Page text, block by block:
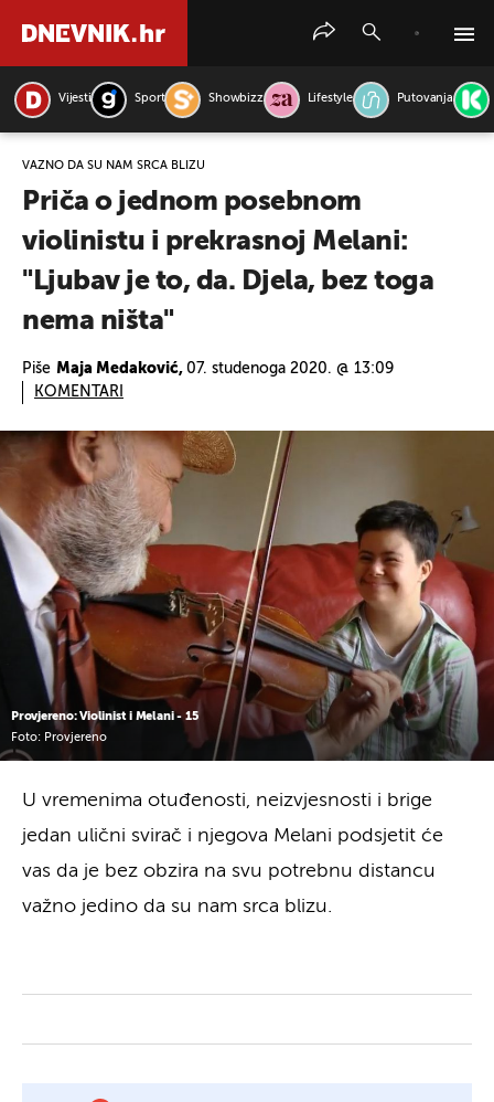
Vijesti Sport Showbizz Lifestyle Putovanja
VAŽNO DA SU NAM SRCA BLIZU
Priča o jednom posebnom
violinistu i prekrasnoj Melani:
"Ljubav je to, da. Djela, bez toga
nema ništa"
Piše Maja Medaković, 07. studenoga 2020. @ 13:09
KOMENTARI
Provjereno: Violinist i Melani - 15
Foto: Provjereno
U vremenima otuđenosti, neizvjesnosti i brige
jedan ulični svirač i njegova Melani podsjetit će
vas da je bez obzira na svu potrebnu distancu
važno jedino da su nam srca blizu.
PRETRAŽITE VIJESTI